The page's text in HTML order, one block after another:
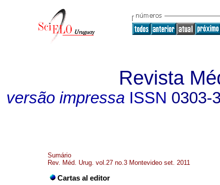
Revista
versão impressa ISSN 0303-
Sumário
Rev. Méd. Urug. vol.27 no.3 Montevideo set. 2011
Cartas al editor